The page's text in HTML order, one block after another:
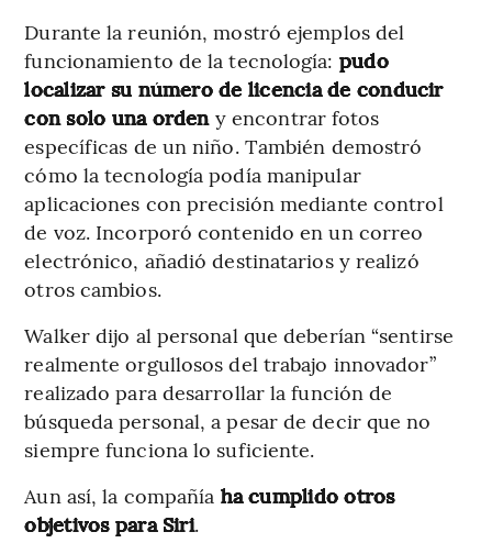
Durante la reunión, mostró ejemplos del
funcionamiento de la tecnología: pudo
localizar su número de licencia de conducir
con solo una ordeny encontrar fotos
específicas de un niño. También demostró
cómo la tecnología podía manipular
aplicaciones con precisión mediante control
de voz. Incorporó contenido en un correo
electrónico, añadió destinatarios y realizó
otros cambios.
Walker dijo al personal que deberían “sentirse
realmente orgullosos del trabajo innovador”
realizado para desarrollar la función de
búsqueda personal, a pesar de decir que no
siempre funciona lo suficiente.
Aun así, la compañía ha cumplido otros
objetivos para Siri.